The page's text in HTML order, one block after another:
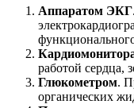
Аппаратом ЭКГ
работой сердца,
Глюкометром.
органических